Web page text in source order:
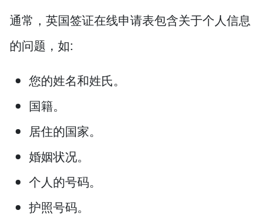
通常，英国签证在线申请表包含关于个人信息
的问题，如:
您的姓名和姓氏。
国籍。
居住的国家。
婚姻状况。
个人的号码。
护照号码。